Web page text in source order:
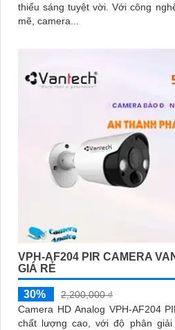
thiếu sáng tuyệt vời. Với công nghệ Hồng Ngoại EXIR mạnh
mẽ, camera...
VPH-AF204 PIR CAMERA
GIÁ RẺ
30%
2,200,000 ₫
Camera HD Analog VPH-AF204
chất lượng cao, với độ phân giải